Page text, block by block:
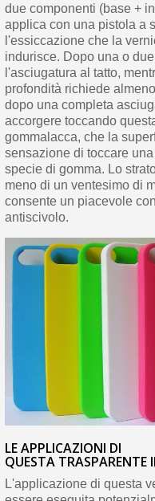
due componenti (base +
applica con una pistola a
l'essiccazione che la
indurisce. Dopo una o
l'asciugatura al tatto,
profondità richiede
dopo una completa
accorgere toccando
gommalacca, che la
sensazione di toccare
specie di gomma. Lo
meno di un ventesimo di
consente un piacevole
antiscivolo.
LE APPLICAZIONI DI
QUESTA TRASPARENTE
L'applicazione di questa